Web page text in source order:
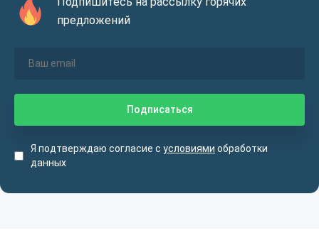
предложений
Я подтверждаю согласие с условиями обработки
данных